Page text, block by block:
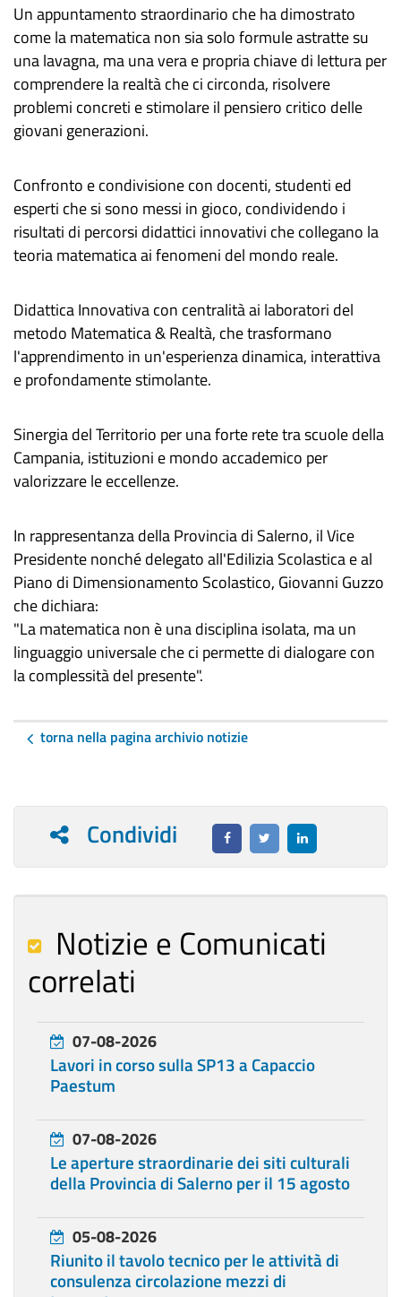
​Un appuntamento straordinario che ha dimostrato
come la matematica non sia solo formule astratte su
una lavagna, ma una vera e propria chiave di lettura per
comprendere la realtà che ci circonda, risolvere
problemi concreti e stimolare il pensiero critico delle
giovani generazioni.
​Confronto e condivisione con docenti, studenti ed
esperti che si sono messi in gioco, condividendo i
risultati di percorsi didattici innovativi che collegano la
teoria matematica ai fenomeni del mondo reale.
​Didattica Innovativa con centralità ai laboratori del
metodo Matematica & Realtà, che trasformano
l'apprendimento in un'esperienza dinamica, interattiva
e profondamente stimolante.
​Sinergia del Territorio per una forte rete tra scuole della
Campania, istituzioni e mondo accademico per
valorizzare le eccellenze.
In rappresentanza della Provincia di Salerno, il Vice
Presidente nonché delegato all'Edilizia Scolastica e al
Piano di Dimensionamento Scolastico, Giovanni Guzzo
che dichiara:
​"La matematica non è una disciplina isolata, ma un
linguaggio universale che ci permette di dialogare con
la complessità del presente".
torna nella pagina archivio notizie
Condividi
Notizie e Comunicati
correlati
07-08-2026
Lavori in corso sulla SP13 a Capaccio
Paestum
07-08-2026
Le aperture straordinarie dei siti culturali
della Provincia di Salerno per il 15 agosto
05-08-2026
Riunito il tavolo tecnico per le attività di
consulenza circolazione mezzi di